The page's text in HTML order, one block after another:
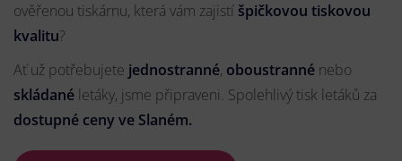
ověřenou tiskárnu, která vám zajistí špičkovou tiskovou
kvalitu?
Ať už potřebujete jednostranné, oboustranné nebo
skládané letáky, jsme připraveni. Spolehlivý tisk letáků za
dostupné ceny ve Slaném.